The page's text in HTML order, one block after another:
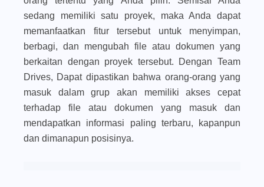
sedang memiliki satu proyek, maka Anda dapat
memanfaatkan fitur tersebut untuk menyimpan,
berbagi, dan mengubah file atau dokumen yang
berkaitan dengan proyek tersebut. Dengan Team
Drives, Dapat dipastikan bahwa orang-orang yang
masuk dalam grup akan memiliki akses cepat
terhadap file atau dokumen yang masuk dan
mendapatkan informasi paling terbaru, kapanpun
dan dimanapun posisinya.